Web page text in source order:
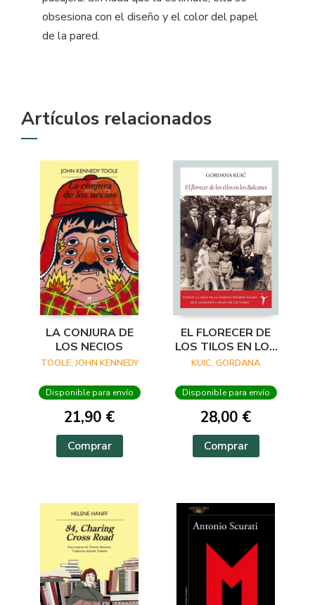
obsesiona con el diseño y el color del papel
de la pared.
Artículos relacionados
LA CONJURA DE
LOS NECIOS
TOOLE, JOHN KENNEDY
Disponible para envío
21,90 €
Comprar
EL FLORECER DE
LOS TILOS EN LOS
BALCANES
KUIC, GORDANA
Disponible para envío
28,00 €
Comprar